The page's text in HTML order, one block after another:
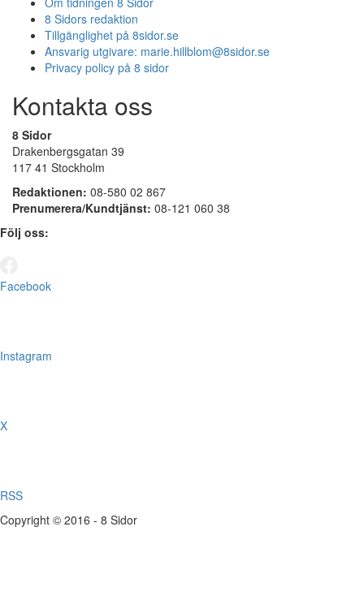
8 Sidors redaktion
Tillgänglighet på 8sidor.se
Ansvarig utgivare: marie.hillblom@8sidor.se
Privacy policy på 8 sidor
Kontakta oss
8 Sidor
Drakenbergsgatan 39
117 41 Stockholm
Redaktionen: 08-580 02 867
Prenumerera/Kundtjänst: 08-121 060 38
Följ oss:
Facebook
Instagram
X
RSS
Copyright © 2016 - 8 Sidor